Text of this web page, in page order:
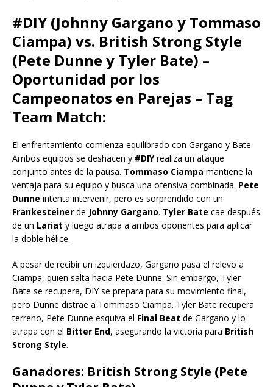
#DIY (Johnny Gargano y Tommaso
Ciampa) vs. British Strong Style
(Pete Dunne y Tyler Bate) –
Oportunidad por los
Campeonatos en Parejas – Tag
Team Match:
El enfrentamiento comienza equilibrado con Gargano y Bate.
Ambos equipos se deshacen y #DIYrealiza un ataque
conjunto antes de la pausa. Tommaso Ciampa mantiene la
ventaja para su equipo y busca una ofensiva combinada. Pete
Dunne intenta intervenir, pero es sorprendido con un
Frankesteiner de Johnny Gargano. Tyler Bate cae después
de un Lariat y luego atrapa a ambos oponentes para aplicar
la doble hélice.
A pesar de recibir un izquierdazo, Gargano pasa el relevo a
Ciampa, quien salta hacia Pete Dunne. Sin embargo, Tyler
Bate se recupera, DIY se prepara para su movimiento final,
pero Dunne distrae a Tommaso Ciampa. Tyler Bate recupera
terreno, Pete Dunne esquiva el Final Beat de Gargano y lo
atrapa con el Bitter End, asegurando la victoria para British
Strong Style.
Ganadores: British Strong Style (Pete